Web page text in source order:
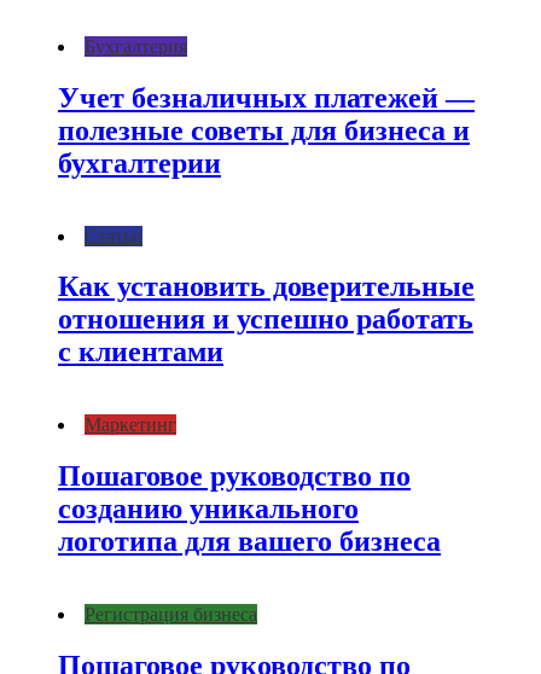
Бухгалтерия
Учет безналичных платежей —
полезные советы для бизнеса и
бухгалтерии
Статьи
Как установить доверительные
отношения и успешно работать
с клиентами
Маркетинг
Пошаговое руководство по
созданию уникального
логотипа для вашего бизнеса
Регистрация бизнеса
Пошаговое руководство по